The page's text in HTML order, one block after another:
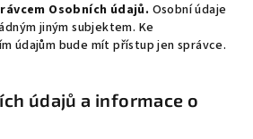
Osobních údajů. Osobní údaje
jiným subjektem. Ke
údajům bude mít přístup jen správce.
údajů a informace o